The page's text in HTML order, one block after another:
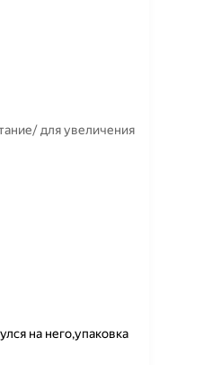
для увеличения
на него,упаковка